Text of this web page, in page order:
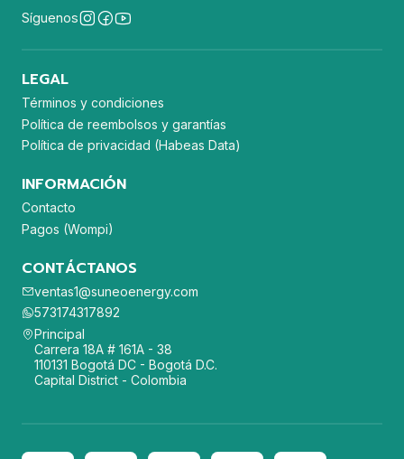
Síguenos
LEGAL
Términos y condiciones
Política de reembolsos y garantías
Política de privacidad (Habeas Data)
INFORMACIÓN
Contacto
Pagos (Wompi)
CONTÁCTANOS
ventas1@suneoenergy.com
573174317892
Principal
Carrera 18A # 161A - 38
110131 Bogotá DC - Bogotá D.C.
Capital District - Colombia